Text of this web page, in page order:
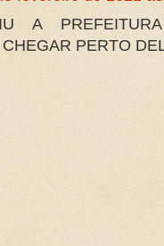
A
PERTO